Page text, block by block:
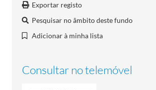
Exportar registo
Pesquisar no âmbito deste fundo
Adicionar à minha lista
Consultar no telemóvel